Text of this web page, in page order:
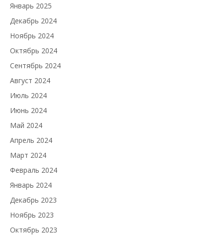
Январь 2025
Декабрь 2024
Ноябрь 2024
Октябрь 2024
Сентябрь 2024
Август 2024
Июль 2024
Июнь 2024
Май 2024
Апрель 2024
Март 2024
Февраль 2024
Январь 2024
Декабрь 2023
Ноябрь 2023
Октябрь 2023